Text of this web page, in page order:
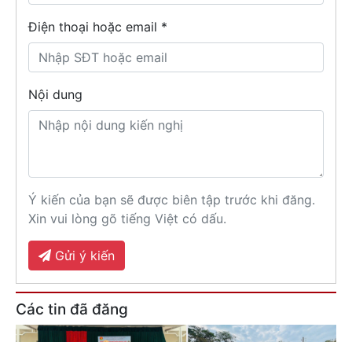
Điện thoại hoặc email *
Nội dung
Ý kiến của bạn sẽ được biên tập trước khi đăng.
Xin vui lòng gõ tiếng Việt có dấu.
Gửi ý kiến
Các tin đã đăng